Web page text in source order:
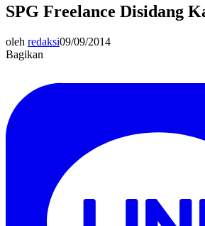
SPG Freelance Disidang
oleh redaksi09/09/2014
Bagikan